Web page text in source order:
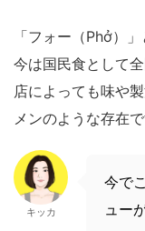
「フォー（Phở）
今は国民食として
店によっても味や
メンのような存在で
キッカ
今で
ュー